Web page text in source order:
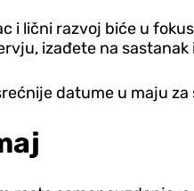
i lični razvoj biće u
izađete na
datume u maju za